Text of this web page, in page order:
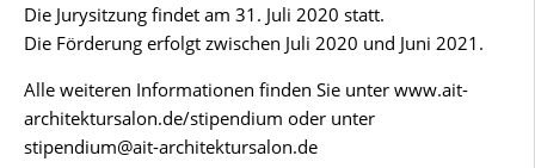
Die Jurysitzung findet am 31. Juli 2020 statt.
Die Förderung erfolgt zwischen Juli 2020 und Juni 2021.
Alle weiteren Informationen finden Sie unter www.ait-
architektursalon.de/stipendium oder unter
stipendium@ait-architektursalon.de